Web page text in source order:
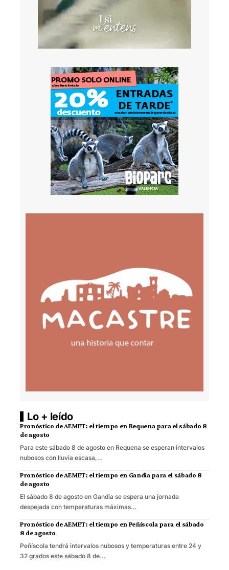
Lo + leído
Pronóstico de AEMET: el tiempo en Requena para el sábado 8
de agosto
Para este sábado 8 de agosto en Requena se esperan intervalos
nubosos con lluvia escasa,…
Pronóstico de AEMET: el tiempo en Gandia para el sábado 8
de agosto
El sábado 8 de agosto en Gandia se espera una jornada
despejada con temperaturas máximas…
Pronóstico de AEMET: el tiempo en Peñíscola para el sábado
8 de agosto
Peñíscola tendrá intervalos nubosos y temperaturas entre 24 y
32 grados este sábado 8 de…